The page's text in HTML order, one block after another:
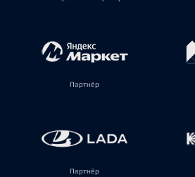
Партнёр
Партнёр